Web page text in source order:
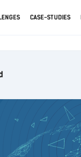
CASE-STUDIES